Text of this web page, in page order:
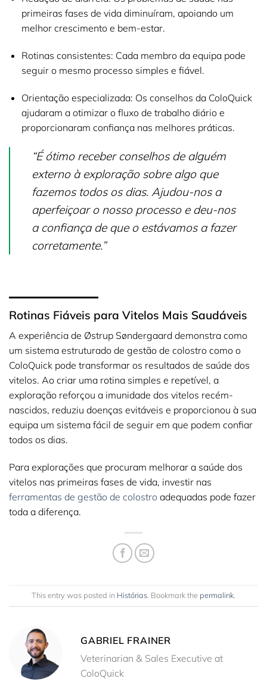
primeiras fases de vida diminuíram, apoiando um
melhor crescimento e bem-estar.
Rotinas consistentes: Cada membro da equipa pode
seguir o mesmo processo simples e fiável.
Orientação especializada: Os conselhos da ColoQuick
ajudaram a otimizar o fluxo de trabalho diário e
proporcionaram confiança nas melhores práticas.
“É ótimo receber conselhos de alguém
externo à exploração sobre algo que
fazemos todos os dias. Ajudou-nos a
aperfeiçoar o nosso processo e deu-nos
a confiança de que o estávamos a fazer
corretamente.”
Rotinas Fiáveis para Vitelos Mais Saudáveis
A experiência de Østrup Søndergaard demonstra como
um sistema estruturado de gestão de colostro como o
ColoQuick pode transformar os resultados de saúde dos
vitelos. Ao criar uma rotina simples e repetível, a
exploração reforçou a imunidade dos vitelos recém-
nascidos, reduziu doenças evitáveis e proporcionou à sua
equipa um sistema fácil de seguir em que podem confiar
todos os dias.
Para explorações que procuram melhorar a saúde dos
vitelos nas primeiras fases de vida, investir nas
ferramentas de gestão de colostro adequadas pode fazer
toda a diferença.
This entry was posted in Histórias . Bookmark the permalink
GABRIEL FRAINER
Veterinarian & Sales Executive at
ColoQuick